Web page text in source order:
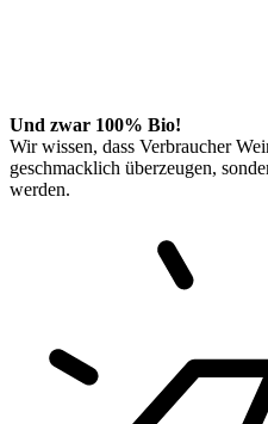
Und zwar 100% Bio!
Wir wissen, dass Verbraucher
geschmacklich überzeugen,
werden.